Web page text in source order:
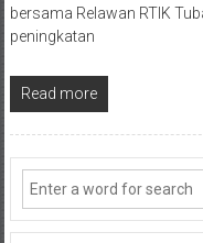
bersama Relawan RTIK
peningkatan
Read more